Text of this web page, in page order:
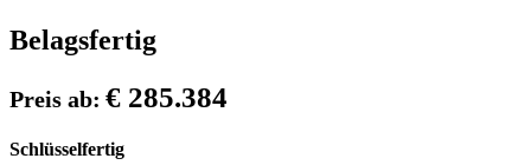
Belagsfertig
Preis ab: € 285.384
Schlüsselfertig